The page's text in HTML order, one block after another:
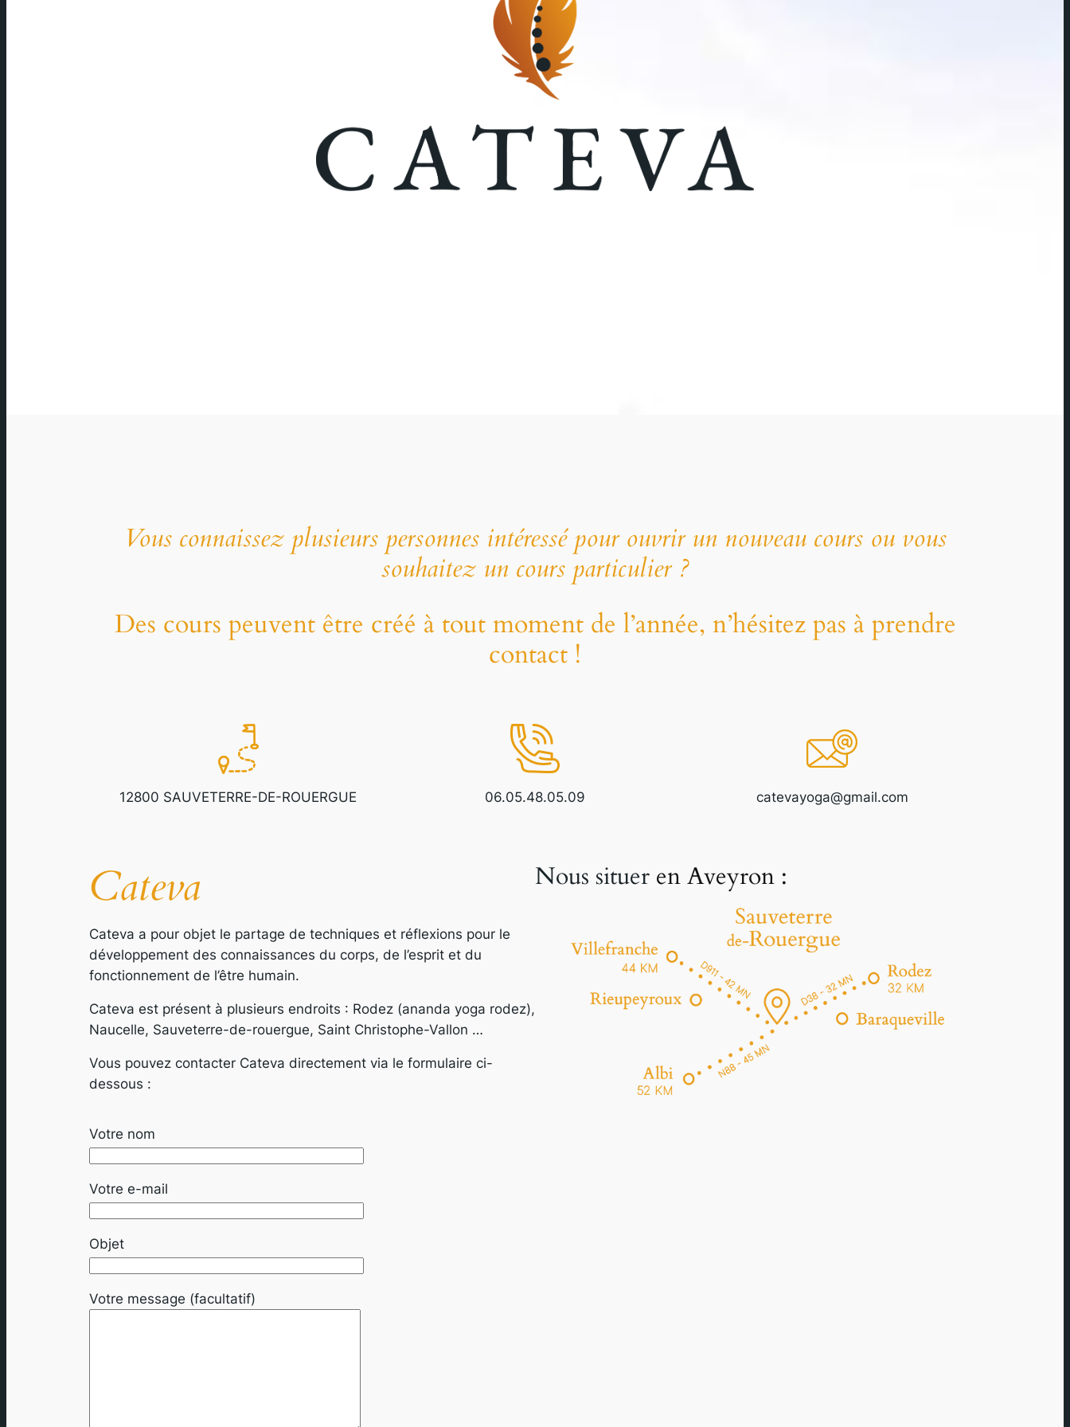
Vous connaissez plusieurs personnes intéressé pour ouvrir un nouveau cours ou vous
souhaitez un cours particulier ?
Des cours peuvent être créé à tout moment de l’année, n’hésitez pas à prendre
contact !
12800 SAUVETERRE-DE-ROUERGUE 06.05.48.05.09 catevayoga@gmail.com
Cateva
Cateva a pour objet le partage de techniques et réflexions pour le
développement des connaissances du corps, de l’esprit et du
fonctionnement de l’être humain.
Cateva est présent à plusieurs endroits : Rodez (ananda yoga rodez),
Naucelle, Sauveterre-de-rouergue, Saint Christophe-Vallon …
Vous pouvez contacter Cateva directement via le formulaire ci-
dessous :
Votre nom
Votre e-mail
Objet
Votre message (facultatif)
Nous situer en Aveyron :